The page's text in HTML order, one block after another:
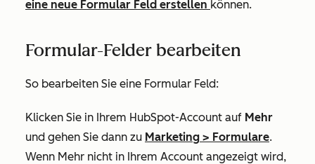
eine neue Formular Feld erstellen können.
Formular-Felder bearbeiten
So bearbeiten Sie eine Formular Feld:
Klicken Sie in Ihrem HubSpot-Account auf Mehr
und gehen Sie dann zu Marketing > Formulare.
Wenn Mehr nicht in Ihrem Account angezeigt wird,